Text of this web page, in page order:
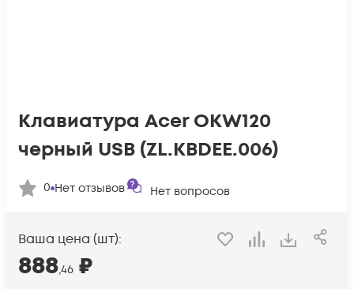
Клавиатура Acer OKW120
черный USB (ZL.KBDEE.006)
0 Нет отзывов Нет вопросов
Ваша цена (шт):
888,46 ₽